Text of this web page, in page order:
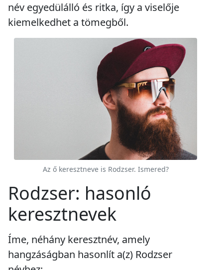
név egyedülálló és ritka, így a viselője
kiemelkedhet a tömegből.
Az ő keresztneve is Rodzser. Ismered?
Rodzser: hasonló
keresztnevek
Íme, néhány keresztnév, amely
hangzáságban hasonlít a(z) Rodzser